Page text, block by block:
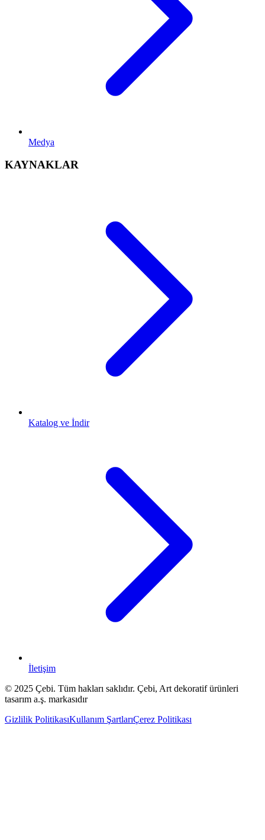
Medya
KAYNAKLAR
Katalog ve İndir
İletişim
© 2025 Çebi. Tüm hakları saklıdır. Çebi, Art dekoratif ürünleri
tasarım a.ş. markasıdır
Gizlilik PolitikasıKullanım ŞartlarıÇerez Politikası